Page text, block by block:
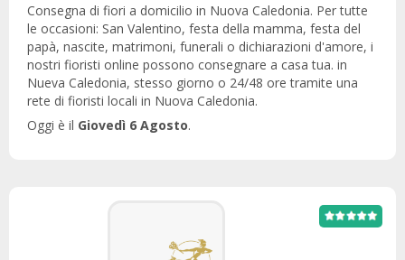
Consegna di fiori a domicilio in Nuova Caledonia. Per tutte
le occasioni: San Valentino, festa della mamma, festa del
papà, nascite, matrimoni, funerali o dichiarazioni d'amore, i
nostri fioristi online possono consegnare a casa tua. in
Nueva Caledonia, stesso giorno o 24/48 ore tramite una
rete di fioristi locali in Nuova Caledonia.
Oggi è il Giovedì 6 Agosto.